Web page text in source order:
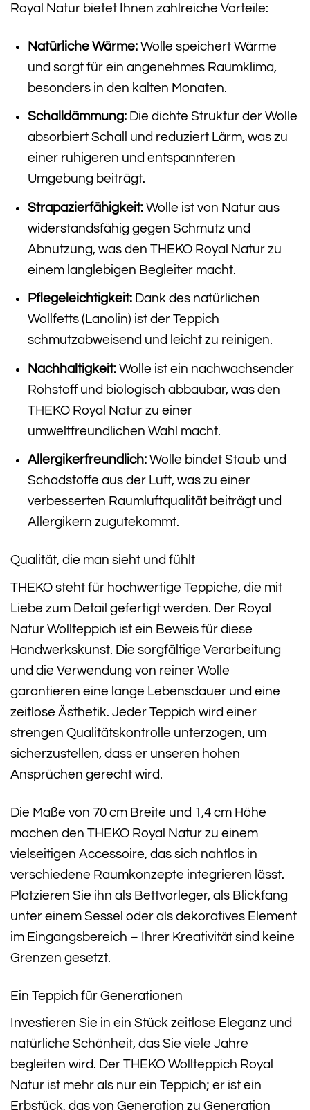
Royal Natur bietet Ihnen zahlreiche Vorteile:
Natürliche Wärme:Wolle speichert Wärme
und sorgt für ein angenehmes Raumklima,
besonders in den kalten Monaten.
Schalldämmung:Die dichte Struktur der Wolle
absorbiert Schall und reduziert Lärm, was zu
einer ruhigeren und entspannteren
Umgebung beiträgt.
Strapazierfähigkeit:Wolle ist von Natur aus
widerstandsfähig gegen Schmutz und
Abnutzung, was den THEKO Royal Natur zu
einem langlebigen Begleiter macht.
Pflegeleichtigkeit:Dank des natürlichen
Wollfetts (Lanolin) ist der Teppich
schmutzabweisend und leicht zu reinigen.
Nachhaltigkeit:Wolle ist ein nachwachsender
Rohstoff und biologisch abbaubar, was den
THEKO Royal Natur zu einer
umweltfreundlichen Wahl macht.
Allergikerfreundlich:Wolle bindet Staub und
Schadstoffe aus der Luft, was zu einer
verbesserten Raumluftqualität beiträgt und
Allergikern zugutekommt.
Qualität, die man sieht und fühlt
THEKO steht für hochwertige Teppiche, die mit
Liebe zum Detail gefertigt werden. Der Royal
Natur Wollteppich ist ein Beweis für diese
Handwerkskunst. Die sorgfältige Verarbeitung
und die Verwendung von reiner Wolle
garantieren eine lange Lebensdauer und eine
zeitlose Ästhetik. Jeder Teppich wird einer
strengen Qualitätskontrolle unterzogen, um
sicherzustellen, dass er unseren hohen
Ansprüchen gerecht wird.
Die Maße von 70 cm Breite und 1,4 cm Höhe
machen den THEKO Royal Natur zu einem
vielseitigen Accessoire, das sich nahtlos in
verschiedene Raumkonzepte integrieren lässt.
Platzieren Sie ihn als Bettvorleger, als Blickfang
unter einem Sessel oder als dekoratives Element
im Eingangsbereich – Ihrer Kreativität sind keine
Grenzen gesetzt.
Ein Teppich für Generationen
Investieren Sie in ein Stück zeitlose Eleganz und
natürliche Schönheit, das Sie viele Jahre
begleiten wird. Der THEKO Wollteppich Royal
Natur ist mehr als nur ein Teppich; er ist ein
Erbstück, das von Generation zu Generation